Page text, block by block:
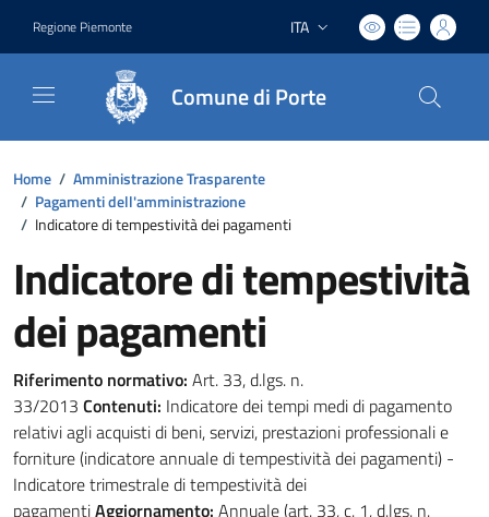
Regione Piemonte Lingua attiva:
ITA
Comune di Porte
Home / Amministrazione Trasparente
/ Pagamenti dell'amministrazione
/ Indicatore di tempestività dei pagamenti
Indicatore di tempestività
dei pagamenti
Riferimento normativo: Art. 33, d.lgs. n.
33/2013 Contenuti: Indicatore dei tempi medi di pagamento
relativi agli acquisti di beni, servizi, prestazioni professionali e
forniture (indicatore annuale di tempestività dei pagamenti) -
Indicatore trimestrale di tempestività dei
pagamentiAggiornamento: Annuale (art. 33, c. 1, d.lgs. n.